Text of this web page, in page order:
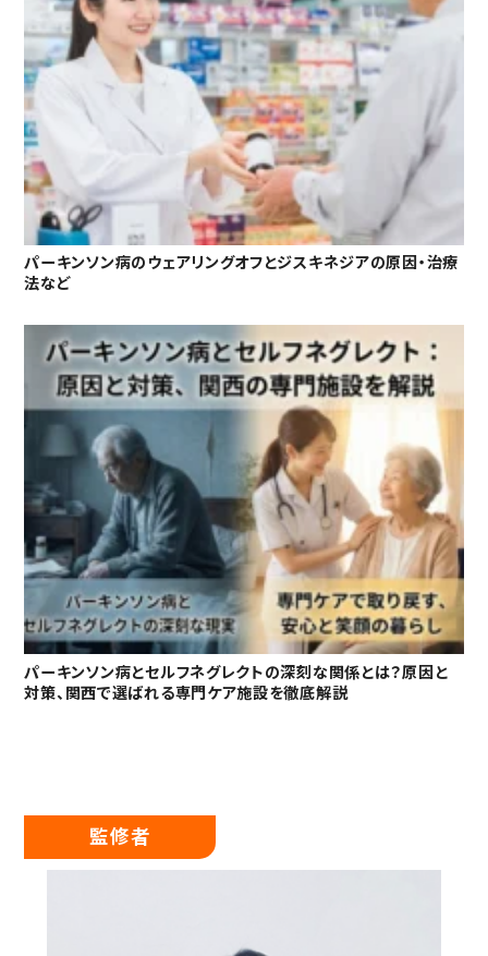
パーキンソン病のウェアリングオフとジスキネジアの原因・治療
法など
パーキンソン病とセルフネグレクトの深刻な関係とは？原因と
対策、関西で選ばれる専門ケア施設を徹底解説
監修者